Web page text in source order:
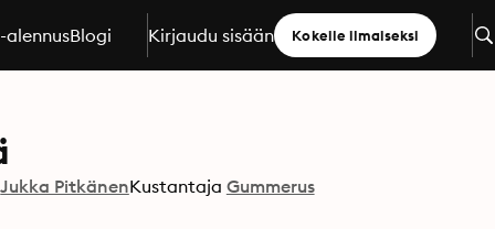
Blogi Kirjaudu sisään Kokeile ilmaiseksi
Jukka PitkänenKustantaja Gummerus